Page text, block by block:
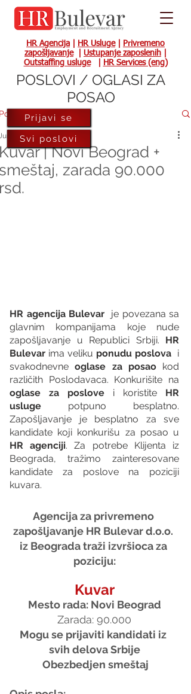
HR Agencija HR Usluge|
Privremeno
zapošljavanje| Ustupanje zaposlenih
Outstaffing usluge| HR Services (eng)
| Novi Beograd +
zarada 90.000
16, 2023
HR agencija Bulevar
  je povezana sa
glavnim kompanijama koje nude
zapošljavanje u Republici Srbiji. HR
Bulevar ima veliku ponudu poslova
  i
svakodnevne oglase za posao kod
oglase za poslove i koristite HR
usluge potpuno besplatno.
Zapošljavanje je besplatno za sve
HR agenciji. Za potrebe Klijenta iz
Beograda, tražimo zainteresovane
kandidate za poslove na poziciji
kuvara.
Agencija za privremeno
zapošljavanje HR Bulevar d.o.o.
iz Beograda traži izvršioca za
poziciju:
Kuvar
Mesto rada: Novi Beograd
Zarada: 90.000
Mogu se prijaviti kandidati iz
svih delova Srbije
Obezbedjen smeštaj
Prijavi se
Svi poslovi
POSLOVI / OGLASI ZA
POSAO